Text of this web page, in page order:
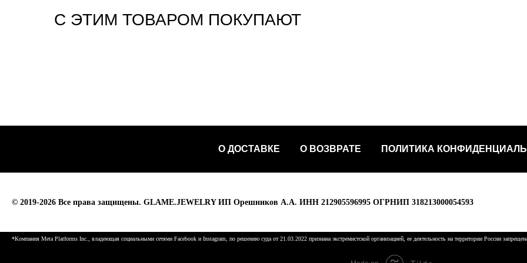
С ЭТИМ ТОВАРОМ ПОКУПАЮТ
О ДОСТАВКЕ О ВОЗВРАТЕ ПОЛИТИКА
© 2019-2026 Все права защищены. GLAME.JEWELRY ИП Орешников А.А. ИНН 212905596995 ОГРНИП 318213000054593
*Компания Meta Platforms Inc., владеющая социальными сетями Facebook и Instagram, по решению суда от 21.03.2022 признана экстремистской организацией, ее деятельность на территории России